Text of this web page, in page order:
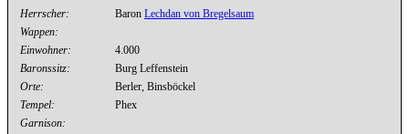
Herrscher: Baron Lechdan von Bregelsaum
Wappen:
Einwohner:
4.000
Baronssitz:
Burg Leffenstein
Orte:
Berler, Binsböckel
Tempel:
Phex
Garnison: